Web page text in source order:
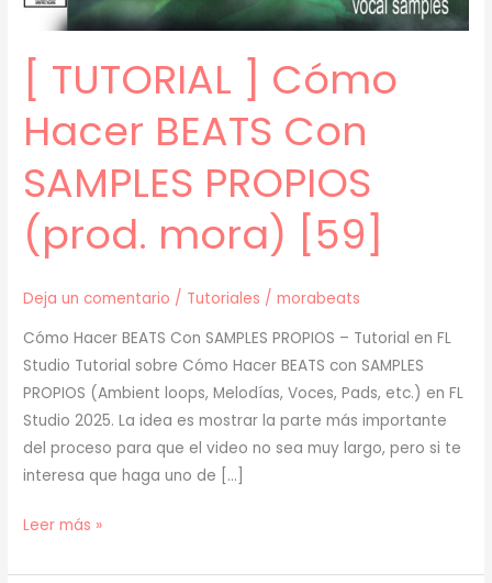
[ TUTORIAL ] Cómo
Hacer BEATS Con
SAMPLES PROPIOS
(prod. mora) [59]
Deja un comentario / Tutoriales /morabeats
Cómo Hacer BEATS Con SAMPLES PROPIOS – Tutorial en FL
Studio Tutorial sobre Cómo Hacer BEATS con SAMPLES
PROPIOS (Ambient loops, Melodías, Voces, Pads, etc.) en FL
Studio 2025. La idea es mostrar la parte más importante
del proceso para que el video no sea muy largo, pero si te
interesa que haga uno de […]
[
Leer más »